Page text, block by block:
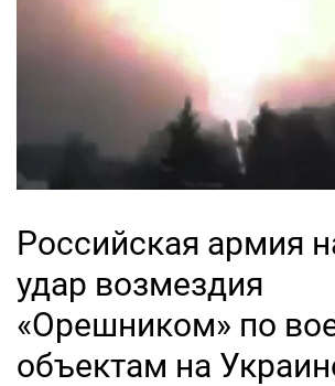
Российская армия
удар возмездия
«Орешником» по
объектам на